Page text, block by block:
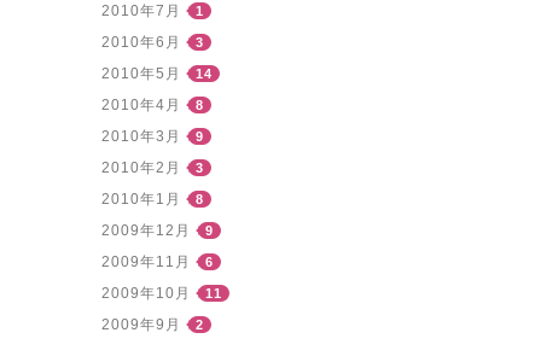
2010年7月 1
2010年6月 3
2010年5月 14
2010年4月 8
2010年3月 9
2010年2月 3
2010年1月 8
2009年12月 9
2009年11月 6
2009年10月 11
2009年9月 2